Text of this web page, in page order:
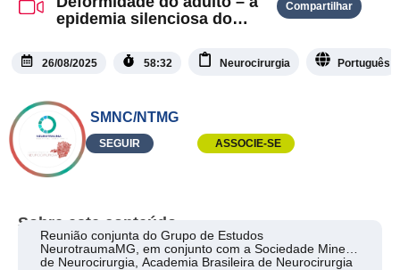
epidemia silenciosa do
Compartilhar
26/08/2025 58:32 Neurocirurgia Português
SMNC/NTMG
SEGUIR ASSOCIE-SE
Sobre este conteúdo
Reunião conjunta do Grupo de Estudos
NeurotraumaMG, em conjunto com a Sociedade Mineira
de Neurocirurgia, Academia Brasileira de Neurocirurgia